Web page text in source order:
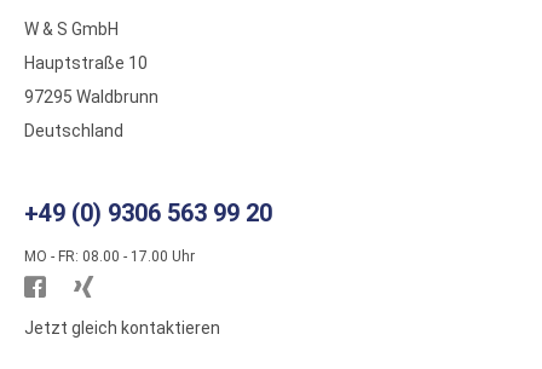
W & S GmbH
Hauptstraße 10
97295 Waldbrunn
Deutschland
+49 (0) 9306 563 99 20
MO - FR: 08.00 - 17.00 Uhr
Besuchen
Sie
Sie
Jetzt gleich kontaktieren